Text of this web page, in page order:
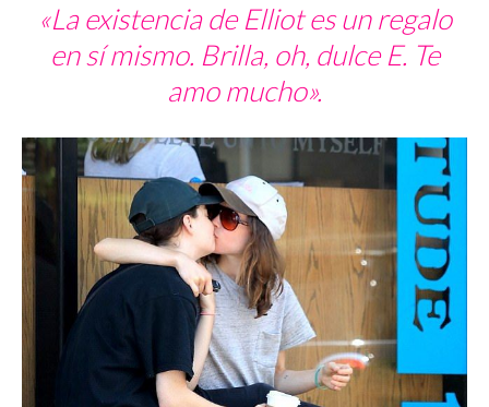
«La existencia de Elliot es un regalo
en sí mismo. Brilla, oh, dulce E. Te
amo mucho».